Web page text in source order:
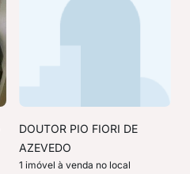
DOUTOR PIO FIORI DE
AZEVEDO
1 imóvel à venda no local